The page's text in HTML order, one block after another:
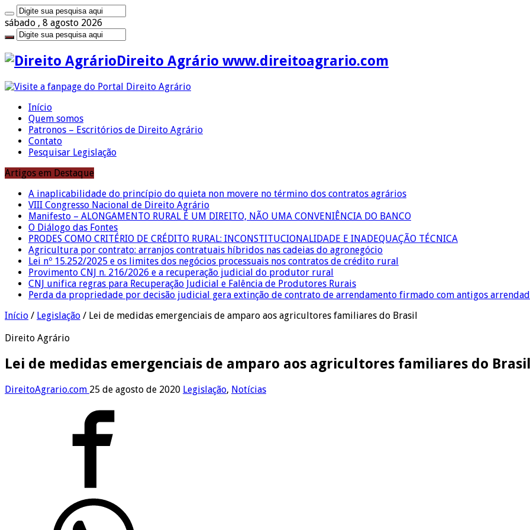
sábado , 8 agosto 2026
Direito Agrário www.direitoagrario.com
Início
Quem somos
Patronos – Escritórios de Direito Agrário
Contato
Pesquisar Legislação
Artigos em Destaque
A inaplicabilidade do princípio do quieta non movere no término dos contratos agrários
VIII Congresso Nacional de Direito Agrário
Manifesto – ALONGAMENTO RURAL É UM DIREITO, NÃO UMA CONVENIÊNCIA DO BANCO
O Diálogo das Fontes
PRODES COMO CRITÉRIO DE CRÉDITO RURAL: INCONSTITUCIONALIDADE E INADEQUAÇÃO TÉCNICA
Agricultura por contrato: arranjos contratuais híbridos nas cadeias do agronegócio
Lei nº 15.252/2025 e os limites dos negócios processuais nos contratos de crédito rural
Provimento CNJ n. 216/2026 e a recuperação judicial do produtor rural
CNJ unifica regras para Recuperação Judicial e Falência de Produtores Rurais
Perda da propriedade por decisão judicial gera extinção de contrato de arrendamento firmado com antigos
Início / Legislação / Lei de medidas emergenciais de amparo aos agricultores familiares do Brasil
Direito Agrário
Lei de medidas emergenciais de amparo aos agricultores familiares do Brasil
DireitoAgrario.com 25 de agosto de 2020 Legislação, Notícias